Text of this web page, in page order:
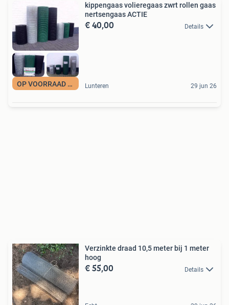
OP VOORRAAD acktie
kippengaas volieregaas zwrt rollen gaas
nertsengaas ACTIE
€ 40,00 Details
Lunteren 29 jun 26
Verzinkte draad 10,5 meter bij 1 meter
hoog
€ 55,00 Details